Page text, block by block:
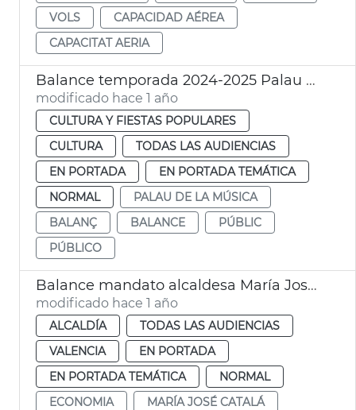
VOLS
CAPACIDAD AÉREA
CAPACITAT AERIA
Balance temporada 2024-2025 Palau Música València
modificado hace 1 año
CULTURA Y FIESTAS POPULARES
CULTURA
TODAS LAS AUDIENCIAS
EN PORTADA
EN PORTADA TEMÁTICA
NORMAL
PALAU DE LA MÚSICA
BALANÇ
BALANCE
PÚBLIC
PÚBLICO
Balance mandato alcaldesa María José Catalá Forum Europa
modificado hace 1 año
ALCALDÍA
TODAS LAS AUDIENCIAS
VALENCIA
EN PORTADA
EN PORTADA TEMÁTICA
NORMAL
ECONOMIA
MARÍA JOSÉ CATALÁ